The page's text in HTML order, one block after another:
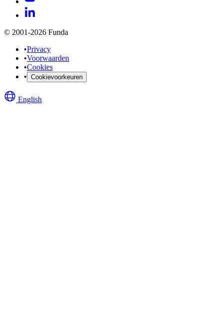
© 2001-2026 Funda
•Privacy
•Voorwaarden
•Cookies
• Cookievoorkeuren
English